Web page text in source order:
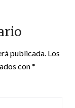
publicada. Los
con*